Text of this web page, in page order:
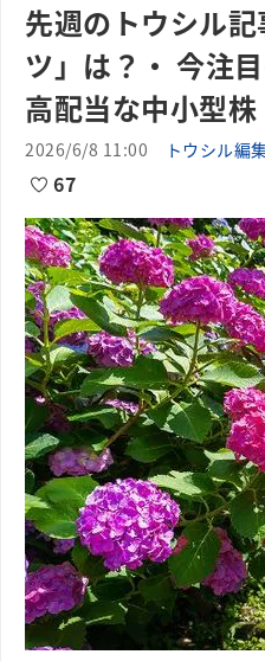
先週のトウシル
ツ」は？・ 今注
高配当な中小型株
2026/6/8 11:00 トウシル編
67